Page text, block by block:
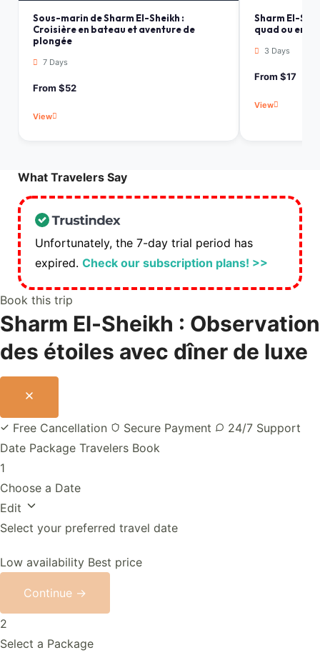
Sous-marin de Sharm El-Sheikh :
Croisière en bateau et aventure de
plongée
7 Days
From $52
View
Sharm El-
quad ou en
3 Days
From $17
View
What Travelers Say
Unfortunately, the 7-day trial period has
expired.Check our subscription plans! >>
Book this trip
Sharm El-Sheikh : Observation
des étoiles avec dîner de luxe
Free Cancellation Secure Payment
24/7 Support
Date Package Travelers Book
1
Choose a Date
Edit
Select your preferred travel date
Low availability Best price
Continue →
2
Select a Package